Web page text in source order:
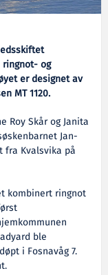
og
er designet av
MT 1120.
Roy Skår og Janita
Jan-
fra Kvalsvika på
kombinert ringnot
ble
i Fosnavåg 7.